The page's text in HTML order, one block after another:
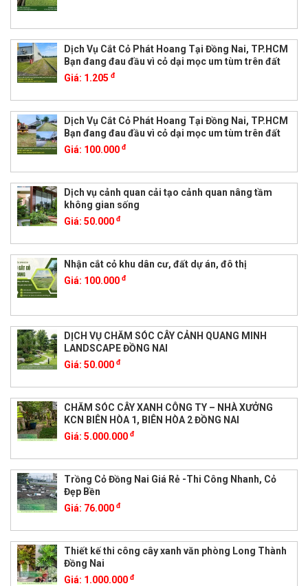
Dịch Vụ Cắt Cỏ Phát Hoang Tại Đồng Nai, TP.HCM
Bạn đang đau đầu vì cỏ dại mọc um tùm trên đất
Giá: 1.205 đ
Dịch Vụ Cắt Cỏ Phát Hoang Tại Đồng Nai, TP.HCM
Bạn đang đau đầu vì cỏ dại mọc um tùm trên đất
Giá: 100.000 đ
Dịch vụ cảnh quan cải tạo cảnh quan nâng tầm
không gian sống
Giá: 50.000 đ
Nhận cắt cỏ khu dân cư, đất dự án, đô thị
Giá: 100.000 đ
DỊCH VỤ CHĂM SÓC CÂY CẢNH QUANG MINH
LANDSCAPE ĐỒNG NAI
Giá: 50.000 đ
CHĂM SÓC CÂY XANH CÔNG TY – NHÀ XƯỞNG
KCN BIÊN HÒA 1, BIÊN HÒA 2 ĐỒNG NAI
Giá: 5.000.000 đ
Trồng Cỏ Đồng Nai Giá Rẻ -Thi Công Nhanh, Cỏ
Đẹp Bền
Giá: 76.000 đ
Thiết kế thi công cây xanh văn phòng Long Thành
Đồng Nai
Giá: 1.000.000 đ